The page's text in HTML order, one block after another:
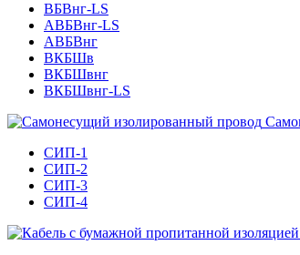
ВБВнг-LS
АВБВнг-LS
АВБВнг
ВКБШв
ВКБШвнг
ВКБШвнг-LS
СИП-1
СИП-2
СИП-3
СИП-4